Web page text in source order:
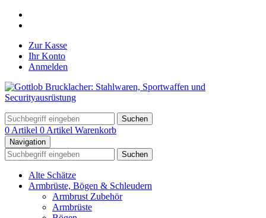
Zur Kasse
Ihr Konto
Anmelden
Suchen
0 Artikel 0 Artikel Warenkorb
Navigation
Suchen
Alte Schätze
Armbrüste, Bögen & Schleudern
Armbrust Zubehör
Armbrüste